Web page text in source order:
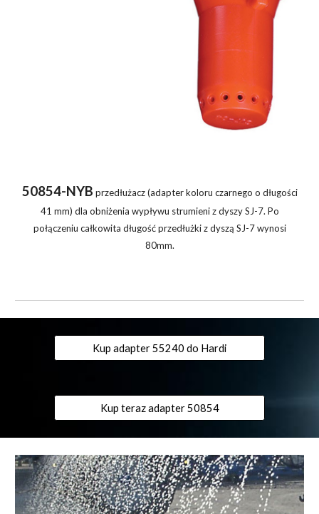
50854-NYB przedłużacz (adapter koloru czarnego o długości
41 mm) dla obniżenia wypływu strumieni z dyszy SJ-7. Po
połączeniu całkowita długość przedłużki z dyszą SJ-7 wynosi
80mm.
Kup adapter 55240 do Hardi
Kup teraz adapter 50854